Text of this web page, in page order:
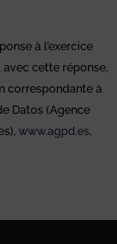
à l’exercice
avec cette réponse,
correspondante à
Datos (Agence
www.agpd.es,